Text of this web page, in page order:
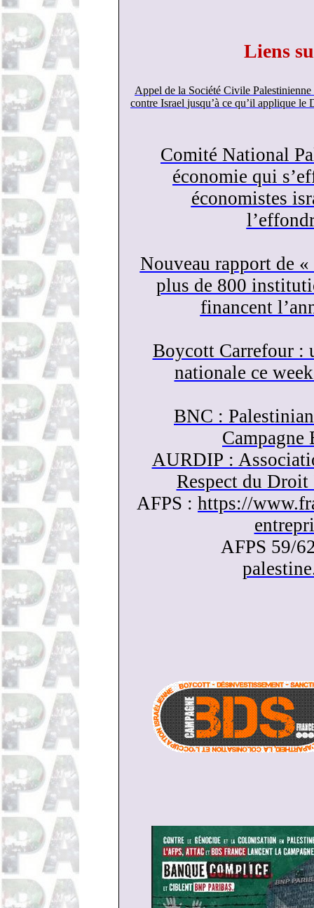
Liens
Appel de la Société Civile Palestinienne
contre Israel jusqu’à ce qu’il applique le
Comité National
économie qui
économistes
Nouveau rapport de
plus de 800
financent
Boycott Carrefour :
nationale ce
BNC :
Campagne
AURDIP :
Respect du
AFPS : https://
AFPS 59/